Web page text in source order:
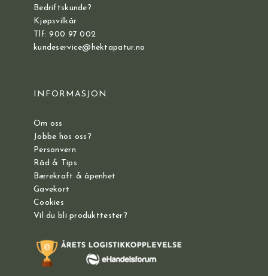
Bedriftskunde?
Kjøpsvilkår
Tlf: 900 97 002
kundeservice@hektapatur.no
INFORMASJON
Om oss
Jobbe hos oss?
Personvern
Råd & Tips
Bærekraft & åpenhet
Gavekort
Cookies
Vil du bli produkttester?